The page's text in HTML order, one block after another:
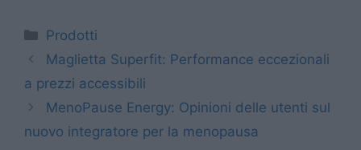
Categorie
Prodotti
Maglietta Superfit: Performance eccezionali
a prezzi accessibili
MenoPause Energy: Opinioni delle utenti sul
nuovo integratore per la menopausa